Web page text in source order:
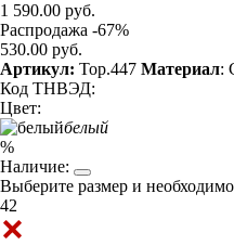
1 590.00 руб.
Распродажа -67%
530.00 руб.
Артикул: Top.447 Материал:
Код ТНВЭД:
Цвет:
белый
%
Наличие:
Выберите размер и
42